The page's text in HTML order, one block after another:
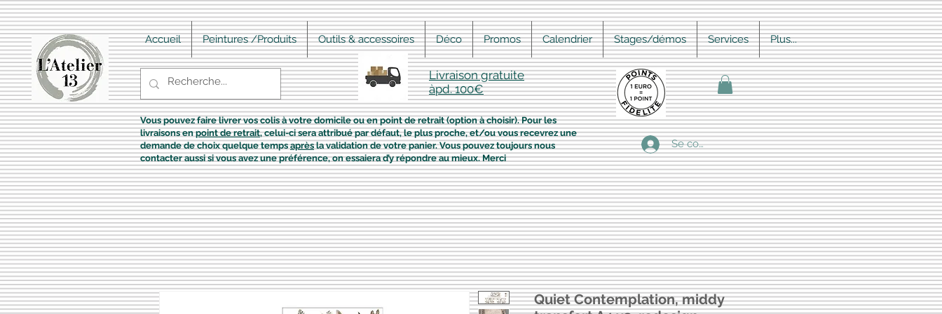
Accueil Peintures /Produits Outils & accessoires Déco Promos Calendrier Stages/démos Services Plus...
Livraison gratuite
àpd. 100€
Se connecter
Vous pouvez faire livrer vos colis à votre domicile ou en point de retrait (option à choisir). Pour les
livraisons enpoint de retrait, celui-ci sera attribué par défaut, le plus proche, et/ou vous recevrez une
demande de choix quelque tempsaprèsla validation de votre panier. Vous pouvez toujours nous
contacter aussi si vous avez une préférence, on essaiera d’y répondre au mieux. Merci
Quiet Contemplation, middy